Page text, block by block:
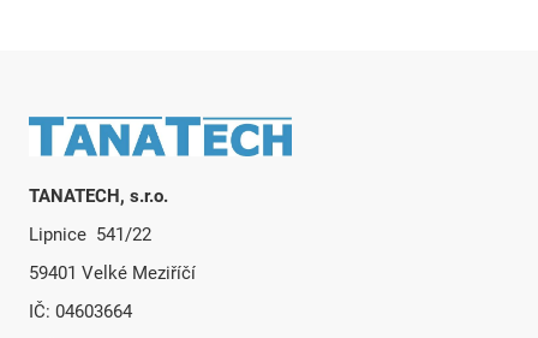
Zápatí
TANATECH, s.r.o.
Lipnice 541/22
59401 Velké Meziříčí
IČ: 04603664